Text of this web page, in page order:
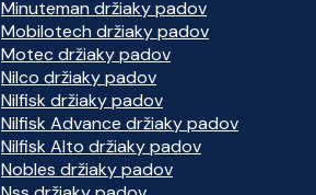
Minuteman držiaky padov
Mobilotech držiaky padov
Motec držiaky padov
Nilco držiaky padov
Nilfisk držiaky padov
Nilfisk Advance držiaky padov
Nilfisk Alto držiaky padov
Nobles držiaky padov